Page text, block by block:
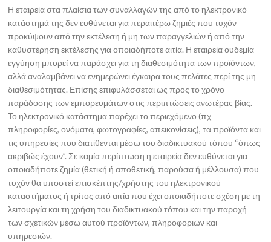
Η εταιρεία στα πλαίσια των συναλλαγών της από το ηλεκτρονικό
κατάστημά της δεν ευθύνεται για περαιτέρω ζημιές που τυχόν
προκύψουν από την εκτέλεση ή μη των παραγγελιών ή από την
καθυστέρηση εκτέλεσης για οποιαδήποτε αιτία. Η εταιρεία ουδεμία
εγγύηση μπορεί να παράσχει για τη διαθεσιμότητα των προϊόντων,
αλλά αναλαμβάνει να ενημερώνει έγκαιρα τους πελάτες περί της μη
διαθεσιμότητας. Επίσης επιφυλάσσεται ως προς το χρόνο
παράδοσης των εμπορευμάτων στις περιπτώσεις ανωτέρας βίας.
Το ηλεκτρονικό κατάστημα παρέχει το περιεχόμενο (πχ
πληροφορίες, ονόματα, φωτογραφίες, απεικονίσεις), τα προϊόντα και
τις υπηρεσίες που διατίθενται μέσω του διαδικτυακού τόπου “όπως
ακριβώς έχουν”. Σε καμία περίπτωση η εταιρεία δεν ευθύνεται για
οποιαδήποτε ζημία (θετική ή αποθετική, παρούσα ή μέλλουσα) που
τυχόν θα υποστεί επισκέπτης/χρήστης του ηλεκτρονικού
καταστήματος ή τρίτος από αιτία που έχει οποιαδήποτε σχέση με τη
λειτουργία και τη χρήση του διαδικτυακού τόπου και την παροχή
των σχετικών μέσω αυτού προϊόντων, πληροφοριών και
υπηρεσιών.